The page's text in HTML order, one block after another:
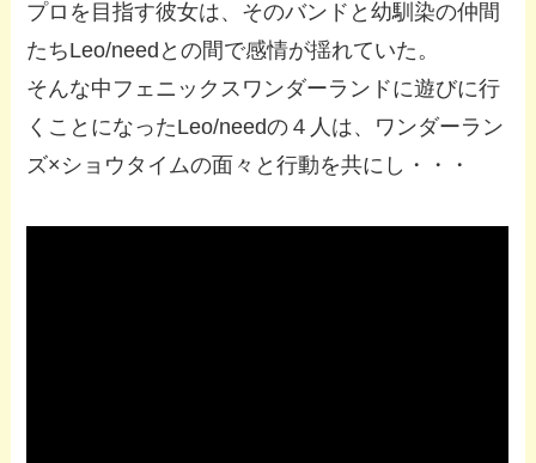
プロを目指す彼女は、そのバンドと幼馴染の仲間
たちLeo/needとの間で感情が揺れていた。
そんな中フェニックスワンダーランドに遊びに行
くことになったLeo/needの４人は、ワンダーラン
ズ×ショウタイムの面々と行動を共にし・・・